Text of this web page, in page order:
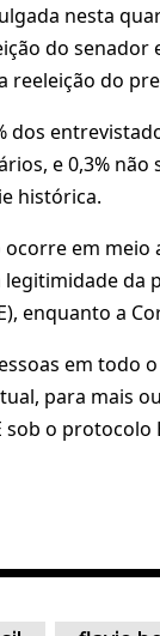
nesta
do senador
do
dos
e 0,3%
histórica.
em
da
enquanto a
em todo
para mais
o